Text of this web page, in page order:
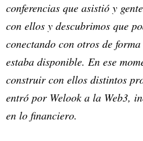
conferencias que asistió y
con ellos y descubrimos que
conectando con otros de
estaba disponible. En ese
construir con ellos distintos
entró por Welook a la Web3,
en lo financiero.